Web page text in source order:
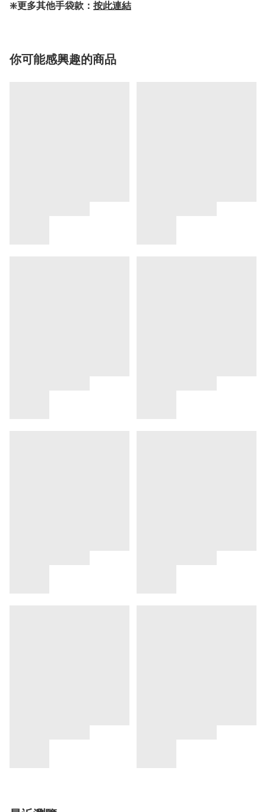
❇️更多其他手袋款： 按此連結
你可能感興趣的商品